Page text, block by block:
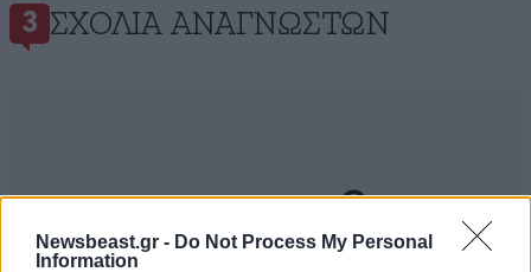
Newsbeast.gr - Do Not Process My Personal
Information
3 ΣΧΌΛΙΑ ΑΝΑΓΝΩΣΤΏΝ
ΠΡΟΣΘΕΣΤΕ ΤΟ ΣΧΟΛΙΟ ΣΑΣ